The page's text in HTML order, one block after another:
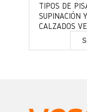
TIPOS DE
SUPINACIÓN
CALZADOS